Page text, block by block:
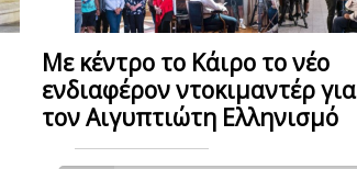
Με κέντρο το Κάιρο το νέο
ενδιαφέρον ντοκιμαντέρ για
τον Αιγυπτιώτη Ελληνισμό